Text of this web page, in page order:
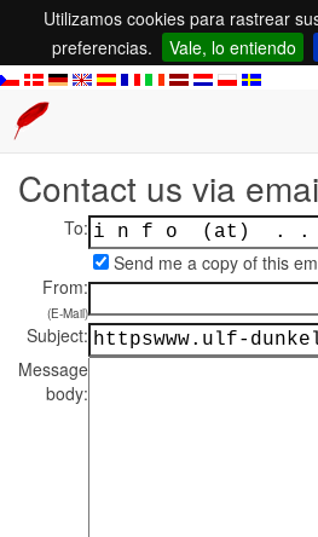
Utilizamos cookies para rastrear
preferencias.
Vale, lo entiendo
Contact us via
To:
Send me a copy of this
From:
(E-Mail)
Subject:
Message
body: